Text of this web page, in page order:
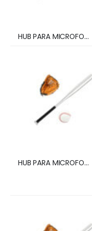
HUB PARA MICROFONO RALLY Logitech Corporativo Opciones Flexibles de Colocación Para Múltiples Bases de Micrófono Reduce Presencia De Cables Garantía 2Años-NEGRO
HUB PARA MICROFONO RALLY Logitech Corporativo Opciones Flexibles de Colocación Para Múltiples Bases de Micrófono Reduce Presencia De Cables Garantía 2Años-NEGRO